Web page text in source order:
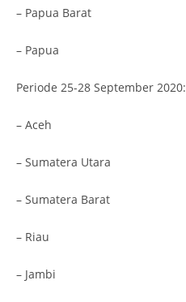
– Papua Barat
– Papua
Periode 25-28 September 2020:
– Aceh
– Sumatera Utara
– Sumatera Barat
– Riau
– Jambi